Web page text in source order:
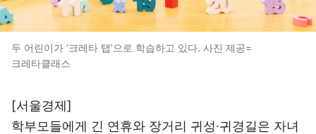
두 어린이가 ‘크레타 탭’으로 학습하고 있다. 사진 제공=
크레타클래스
[서울경제]
학부모들에게 긴 연휴와 장거리 귀성·귀경길은 자녀